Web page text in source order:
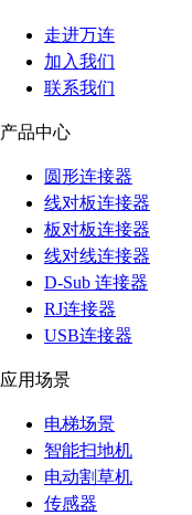
走进万连
加入我们
联系我们
产品中心
圆形连接器
线对板连接器
板对板连接器
线对线连接器
D-Sub 连接器
RJ连接器
USB连接器
应用场景
电梯场景
智能扫地机
电动割草机
传感器